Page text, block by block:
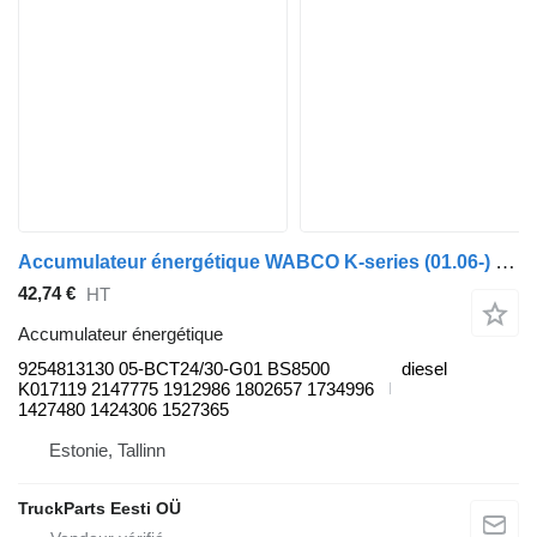
Accumulateur énergétique WABCO K-series (01.06-) 9254813130 pour Scania K,N,F-series bus (2006-)
42,74 € HT
Accumulateur énergétique
9254813130 05-BCT24/30-G01 BS8500
K017119 2147775 1912986 1802657 1734996
1427480 1424306 1527365
diesel
Estonie, Tallinn
TruckParts Eesti OÜ